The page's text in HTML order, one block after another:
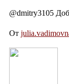
@dmitry3105
От